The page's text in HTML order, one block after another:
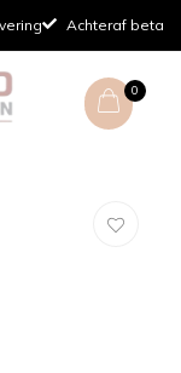
Achteraf
0